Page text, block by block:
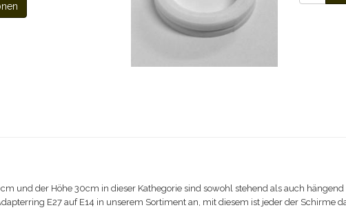
und der Höhe 30cm in dieser Kathegorie sind sowohl stehend als auch
E27 auf E14 in unserem Sortiment an, mit diesem ist jeder der Schirme